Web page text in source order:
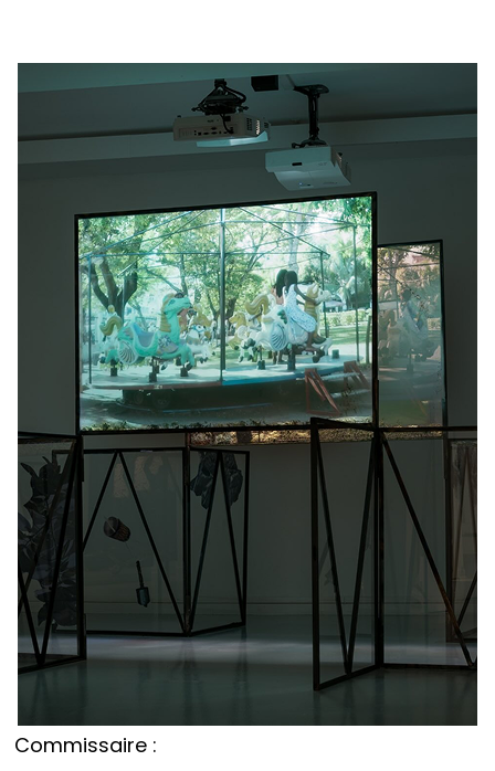
Commissaire :